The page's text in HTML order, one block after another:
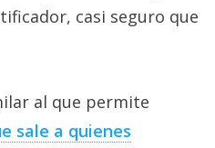
casi seguro que
al que permite
sale a quienes